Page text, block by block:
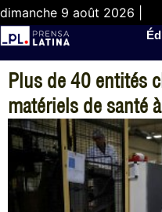
dimanche 9 août 2026 |
Plus de 40 entités
matériels de santé